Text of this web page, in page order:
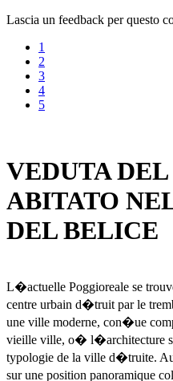
Lascia un feedback per questo
1
2
3
4
5
VEDUTA
ABITATO
DEL BELICE
L�actuelle Poggioreale se
centre urbain d�truit par le
une ville moderne, con�ue
vieille ville, o� l�architecture
typologie de la ville d�truite.
sur une position panoramique